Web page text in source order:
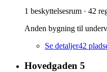
1 beskyttelsesrum · 42
Anden bygning til
Se detaljer42
Hovedgaden 5